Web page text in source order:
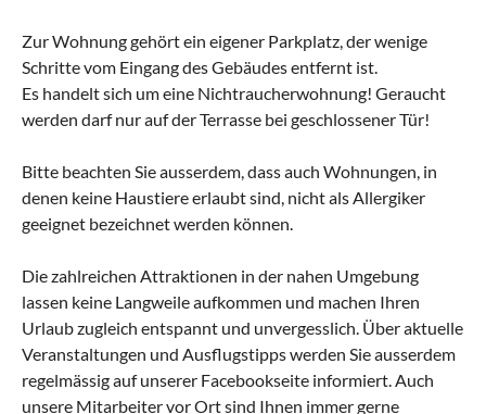
Zur Wohnung gehört ein eigener Parkplatz, der wenige
Schritte vom Eingang des Gebäudes entfernt ist.
Es handelt sich um eine Nichtraucherwohnung! Geraucht
werden darf nur auf der Terrasse bei geschlossener Tür!
Bitte beachten Sie ausserdem, dass auch Wohnungen, in
denen keine Haustiere erlaubt sind, nicht als Allergiker
geeignet bezeichnet werden können.
Die zahlreichen Attraktionen in der nahen Umgebung
lassen keine Langweile aufkommen und machen Ihren
Urlaub zugleich entspannt und unvergesslich. Über aktuelle
Veranstaltungen und Ausflugstipps werden Sie ausserdem
regelmässig auf unserer Facebookseite informiert. Auch
unsere Mitarbeiter vor Ort sind Ihnen immer gerne